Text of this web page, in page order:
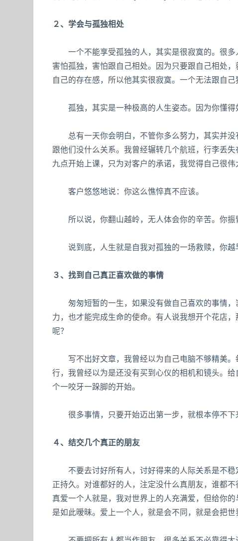
２、学会与孤独相处
一个不能享受孤独的人，其实是很寂寞的。很多
害怕孤独，害怕跟自己相处。因为只要跟自己相处
自己的存在感，所以他其实很寂寞。一个无法跟自己
孤独，其实是一种极高的人生姿态。因为你懂得
总有一天你会明白，不管你多么努力，其实并没
跟他们没什么关系。我曾经辗转几个航班，行李丢
九点开始上课，只为对客户的承诺，我觉得自己很伟
客户悠悠地说：你这么憔悴真不应该。
所以说，你翻山越岭，无人体会你的辛苦。你振
说到底，人生就是自我对孤独的一场救赎，你越
３、找到自己真正喜欢做的事情
匆匆短暂的一生，如果没有做自己喜欢的事情，
力，也才能完成生命的使命。有人说我想开个花店
呢？
写不出好文章，我曾经以为自己电脑不够精美。
行，我曾经以为是还没有买到心仪的相机和镜头。
个一咬牙一跺脚的开始。
很多事情，只要开始迈出第一步，就根本停不下
４、结交几个真正的朋友
不要去讨好所有人，讨好得来的人际关系是不稳
正持久。对谁都好的人，注定没什么真朋友，谁都
真爱一个人就是，我对世界上的人充满爱，但给你
是如此暧昧。爱上一个人，就是会不同，就是会把世